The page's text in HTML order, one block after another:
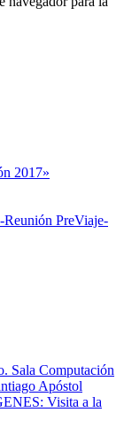
2017»
Reunión PreViaje-
Sala Computación
Apóstol
Visita a la